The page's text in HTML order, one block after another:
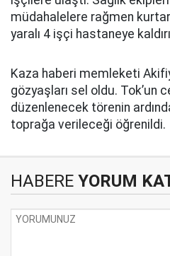
müdahalelere rağmen
yaralı 4 işçi hastaneye
Kaza haberi memleketi
gözyaşları sel oldu. Tok’un
düzenlenecek törenin
toprağa verileceği öğrenildi.
HABERE YORUM